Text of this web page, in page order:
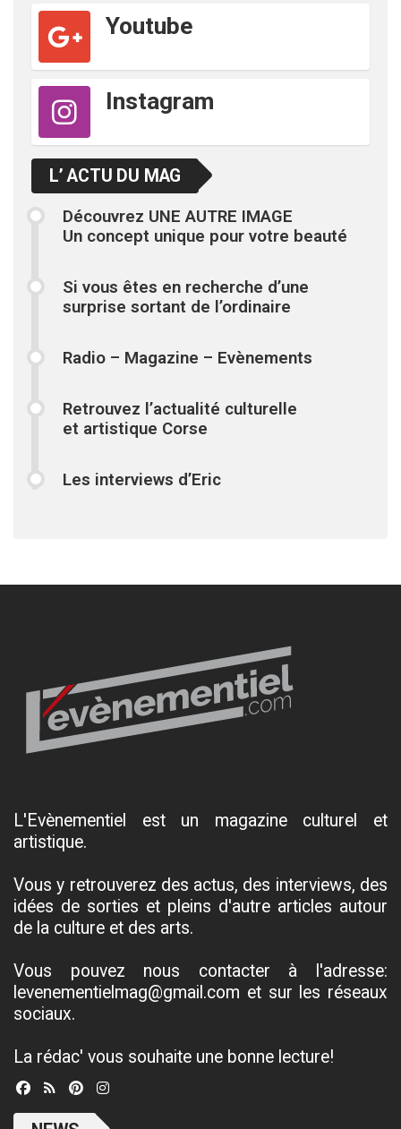
Youtube
Instagram
L’ ACTU DU MAG
Découvrez UNE AUTRE IMAGE
Un concept unique pour votre beauté
Si vous êtes en recherche d’une
surprise sortant de l’ordinaire
Radio – Magazine – Evènements
Retrouvez l’actualité culturelle
et artistique Corse
Les interviews d’Eric
L'Evènementiel est un magazine culturel et
artistique.
Vous y retrouverez des actus, des interviews, des
idées de sorties et pleins d'autre articles autour
de la culture et des arts.
Vous pouvez nous contacter à l'adresse:
levenementielmag@gmail.com et sur les réseaux
sociaux.
La rédac' vous souhaite une bonne lecture!